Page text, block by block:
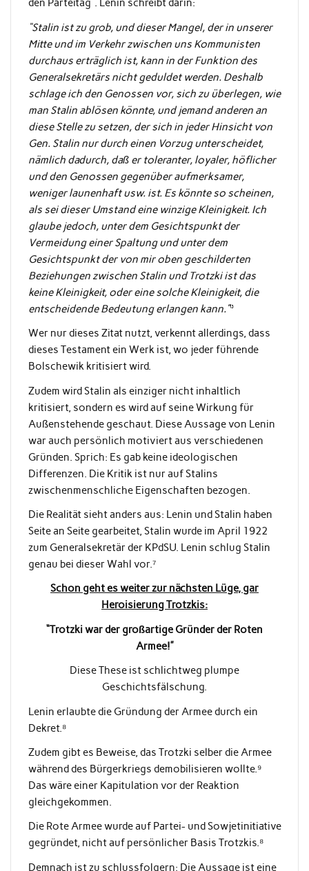
den Parteitag”. Lenin schreibt darin:
“Stalin ist zu grob, und dieser Mangel, der in unserer
Mitte und im Verkehr zwischen uns Kommunisten
durchaus erträglich ist, kann in der Funktion des
Generalsekretärs nicht geduldet werden. Deshalb
schlage ich den Genossen vor, sich zu überlegen, wie
man Stalin ablösen könnte, und jemand anderen an
diese Stelle zu setzen, der sich in jeder Hinsicht von
Gen. Stalin nur durch einen Vorzug unterscheidet,
nämlich dadurch, daß er toleranter, loyaler, höflicher
und den Genossen gegenüber aufmerksamer,
weniger launenhaft usw. ist. Es könnte so scheinen,
als sei dieser Umstand eine winzige Kleinigkeit. Ich
glaube jedoch, unter dem Gesichtspunkt der
Vermeidung einer Spaltung und unter dem
Gesichtspunkt der von mir oben geschilderten
Beziehungen zwischen Stalin und Trotzki ist das
keine Kleinigkeit, oder eine solche Kleinigkeit, die
entscheidende Bedeutung erlangen kann.”¹³
Wer nur dieses Zitat nutzt, verkennt allerdings, dass
dieses Testament ein Werk ist, wo jeder führende
Bolschewik kritisiert wird.
Zudem wird Stalin als einziger nicht inhaltlich
kritisiert, sondern es wird auf seine Wirkung für
Außenstehende geschaut. Diese Aussage von Lenin
war auch persönlich motiviert aus verschiedenen
Gründen. Sprich: Es gab keine ideologischen
Differenzen. Die Kritik ist nur auf Stalins
zwischenmenschliche Eigenschaften bezogen.
Die Realität sieht anders aus: Lenin und Stalin haben
Seite an Seite gearbeitet, Stalin wurde im April 1922
zum Generalsekretär der KPdSU. Lenin schlug Stalin
genau bei dieser Wahl vor.⁷
Schon geht es weiter zur nächsten Lüge, gar
Heroisierung Trotzkis:
“Trotzki war der großartige Gründer der Roten
Armee!”
Diese These ist schlichtweg plumpe
Geschichtsfälschung.
Lenin erlaubte die Gründung der Armee durch ein
Dekret.⁸
Zudem gibt es Beweise, das Trotzki selber die Armee
während des Bürgerkriegs demobilisieren wollte.⁹
Das wäre einer Kapitulation vor der Reaktion
gleichgekommen.
Die Rote Armee wurde auf Partei- und Sowjetinitiative
gegründet, nicht auf persönlicher Basis Trotzkis.⁸
Demnach ist zu schlussfolgern: Die Aussage ist eine